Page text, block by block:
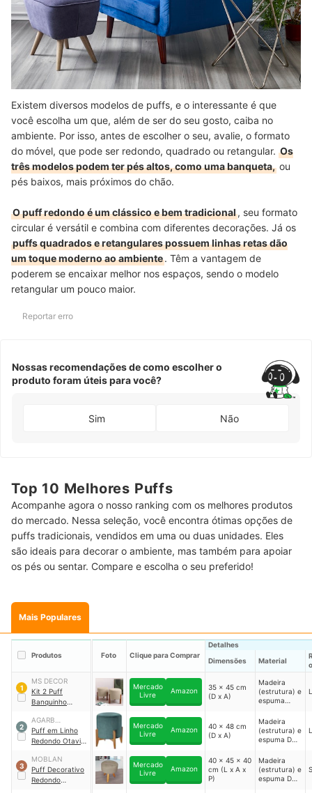
Existem diversos modelos de puffs, e o interessante é que
você escolha um que, além de ser do seu gosto, caiba no
ambiente. Por isso, antes de escolher o seu, avalie, o formato
do móvel, que pode ser redondo, quadrado ou retangular. Os
três modelos podem ter pés altos, como uma banqueta, ou
pés baixos, mais próximos do chão.
O puff redondo é um clássico e bem tradicional, seu formato
circular é versátil e combina com diferentes decorações. Já os
puffs quadrados e retangulares possuem linhas retas dão
um toque moderno ao ambiente. Têm a vantagem de
poderem se encaixar melhor nos espaços, sendo o modelo
retangular um pouco maior.
Reportar erro
Nossas recomendações de como escolher o
produto foram úteis para você?
Sim Não
Top 10 Melhores Puffs
Acompanhe agora o nosso ranking com os melhores produtos
do mercado. Nessa seleção, você encontra ótimas opções de
puffs tradicionais, vendidos em uma ou duas unidades. Eles
são ideais para decorar o ambiente, mas também para apoiar
os pés ou sentar. Compare e escolha o seu preferido!
Mais Populares
Produtos Foto Clique para Comprar
Detalhes
Dimensões
Material
o
1
MS DECOR
Kit 2 Puff
Banquinho
Decorativo Thor
Mercado
Livre
Amazon
35 x 45 cm
(D x A)
Madeira
(estrutura) e
espuma
2
AGARB
ESTOFADOS
Puff em Linho
Redondo Otavio
Mercado
Livre
Amazon
40 x 48 cm
(D x A)
Madeira
(estrutura) e
espuma D-
3
MOBLAN
Puff Decorativo
Redondo
Mercado
Livre
Amazon
40 x 45 x 40
cm (L x A x
P)
Madeira
(estrutura) e
espuma D-